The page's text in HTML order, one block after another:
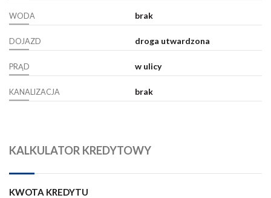
WODA brak
DOJAZD droga utwardzona
PRĄD w ulicy
KANALIZACJA brak
KALKULATOR KREDYTOWY
KWOTA KREDYTU